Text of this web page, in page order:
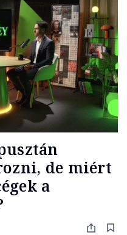
de miért
a